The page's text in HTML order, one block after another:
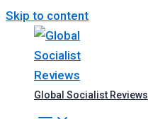
Skip to content
Global Socialist Reviews